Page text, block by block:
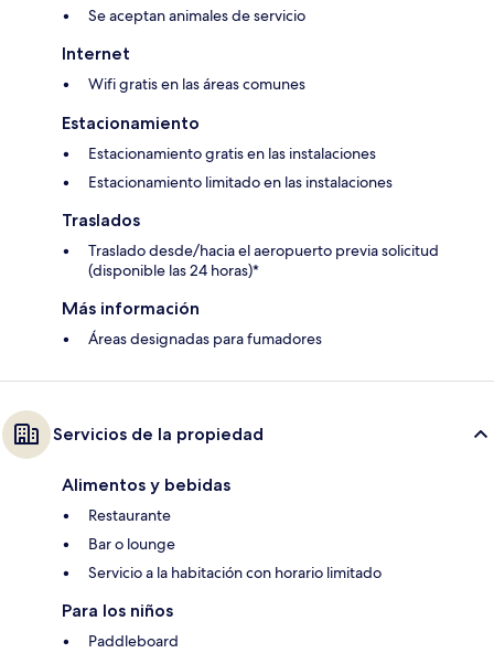
Se aceptan animales de servicio
Internet
Wifi gratis en las áreas comunes
Estacionamiento
Estacionamiento gratis en las instalaciones
Estacionamiento limitado en las instalaciones
Traslados
Traslado desde/hacia el aeropuerto previa solicitud
(disponible las 24 horas)*
Más información
Áreas designadas para fumadores
Servicios de la propiedad
Alimentos y bebidas
Restaurante
Bar o lounge
Servicio a la habitación con horario limitado
Para los niños
Paddleboard